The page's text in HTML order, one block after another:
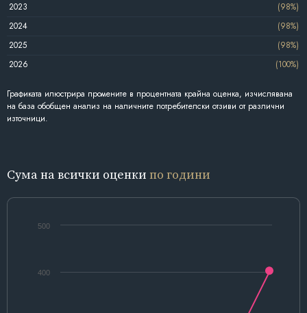
2023
(98%)
2024
(98%)
2025
(98%)
2026
(100%)
Графиката илюстрира промените в процентната крайна оценка, изчислявана
на база обобщен анализ на наличните потребителски отзиви от различни
източници.
Сума на всички оценки по години
400
500